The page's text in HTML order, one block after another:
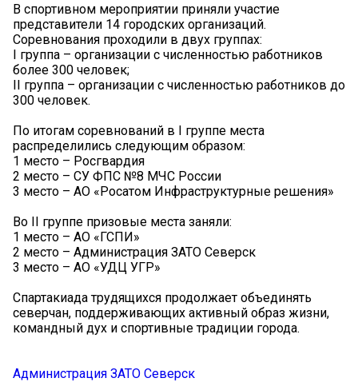
В спортивном мероприятии приняли участие
представители 14 городских организаций.
Соревнования проходили в двух группах:
I группа – организации с численностью работников
более 300 человек;
II группа – организации с численностью работников до
300 человек.
По итогам соревнований в I группе места
распределились следующим образом:
1 место – Росгвардия
2 место – СУ ФПС №8 МЧС России
3 место – АО «Росатом Инфраструктурные решения»
Во II группе призовые места заняли:
1 место – АО «ГСПИ»
2 место – Администрация ЗАТО Северск
3 место – АО «УДЦ УГР»
Спартакиада трудящихся продолжает объединять
северчан, поддерживающих активный образ жизни,
командный дух и спортивные традиции города.
Администрация ЗАТО Северск